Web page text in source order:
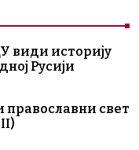
види историју
Русији
православни свет